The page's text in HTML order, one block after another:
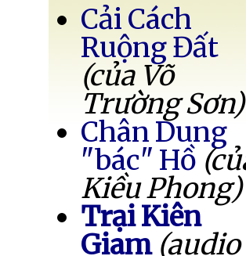
Cải Cách
Ruộng Đất
(của Võ
Trường Sơn)
Chân Dung
"bác" Hồ
Kiều Phong)
Trại Kiên
Giam